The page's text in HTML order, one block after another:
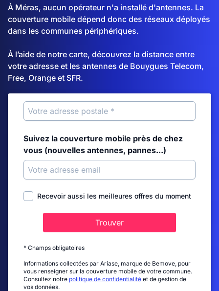
À Méras, aucun opérateur n'a installé d'antennes. La
couverture mobile dépend donc des réseaux déployés
dans les communes périphériques.
À l’aide de notre carte, découvrez la distance entre
votre adresse et les antennes de Bouygues Telecom,
Free, Orange et SFR.
Suivez la couverture mobile près de chez
vous (nouvelles antennes, pannes...)
Recevoir aussi les meilleures offres du moment
Trouver
* Champs obligatoires
Informations collectées par Ariase, marque de Bemove, pour
vous renseigner sur la couverture mobile de votre commune.
Consultez notre politique de confidentialité et de gestion de
vos données.